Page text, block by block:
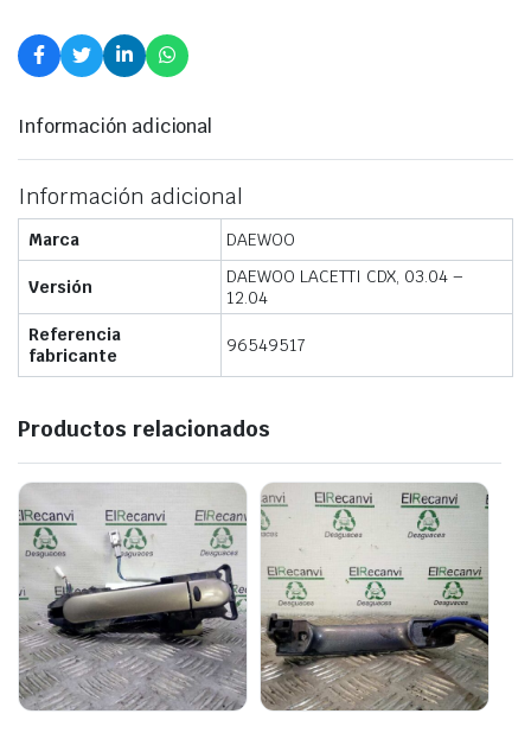
Información adicional
Información adicional
Marca DAEWOO
Versión
DAEWOO LACETTI CDX, 03.04 –
12.04
Referencia
fabricante
96549517
Productos relacionados